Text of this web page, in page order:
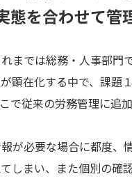
態を合わせて管
までは総務・人事部
顕在化する中で、課
で従来の労務管理に
が必要な場合に都度
しまい、また個別の